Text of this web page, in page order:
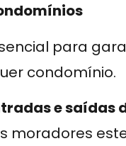
para
condomínio.
e saídas
moradores